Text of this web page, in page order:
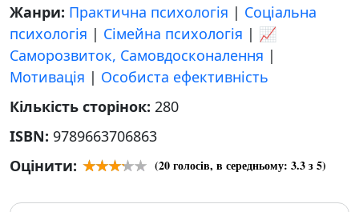
Жанри: Практична психологія | Соціальна
психологія | Сімейна психологія | 📈
Саморозвиток, Самовдосконалення |
Мотивація | Особиста ефективність
Кількість сторінок: 280
ISBN: 9789663706863
Оцінити:
(20голосів, в середньому: 3.3з 5)